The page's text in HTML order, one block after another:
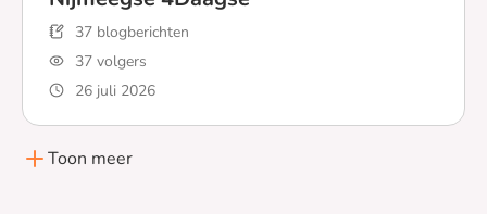
37 blogberichten
37 volgers
26 juli 2026
Lees meer over Nijmeegse 4Daagse
Toon meer